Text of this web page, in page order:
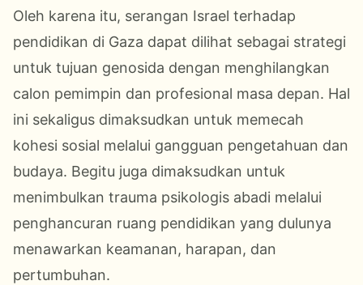
Oleh karena itu, serangan Israel terhadap
pendidikan di Gaza dapat dilihat sebagai strategi
untuk tujuan genosida dengan menghilangkan
calon pemimpin dan profesional masa depan. Hal
ini sekaligus dimaksudkan untuk memecah
kohesi sosial melalui gangguan pengetahuan dan
budaya. Begitu juga dimaksudkan untuk
menimbulkan trauma psikologis abadi melalui
penghancuran ruang pendidikan yang dulunya
menawarkan keamanan, harapan, dan
pertumbuhan.